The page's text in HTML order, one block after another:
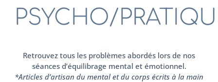
PSYCHO/
Retrouvez tous les problèmes abordés lors de nos
séances d’équilibrage mental et émotionnel.
*Articles d’artisan du mental et du corps écrits à la main